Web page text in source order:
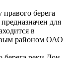
берега
для
в
районом ОАО